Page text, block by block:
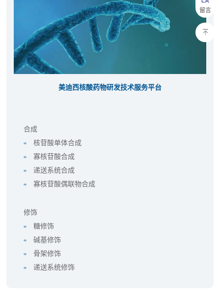
留言
美迪西核酸药物研发技术服务平台
合成
核苷酸单体合成
寡核苷酸合成
递送系统合成
寡核苷酸偶联物合成
修饰
糖修饰
碱基修饰
骨架修饰
递送系统修饰